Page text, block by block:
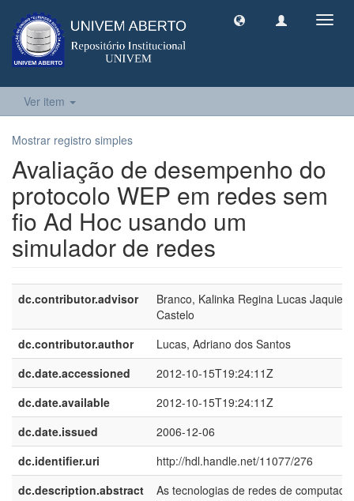
Ver item
Mostrar registro simples
Avaliação de desempenho do
protocolo WEP em redes sem
fio Ad Hoc usando um
simulador de redes
dc.contributor.advisor
Branco, Kalinka Regina Lucas Jaquie
Castelo
dc.contributor.author
Lucas, Adriano dos Santos
dc.date.accessioned
2012-10-15T19:24:11Z
dc.date.available
2012-10-15T19:24:11Z
dc.date.issued
2006-12-06
dc.identifier.uri
http://hdl.handle.net/11077/276
dc.description.abstract
As tecnologias de redes de